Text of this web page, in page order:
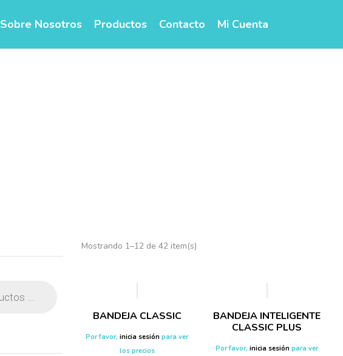
Sobre Nosotros Productos Contacto Mi Cuenta
Mostrando 1–12 de 42 item(s)
BANDEJA CLASSIC
Por favor,inicia sesión para ver
los precios
BANDEJA INTELIGENTE
CLASSIC PLUS
Por favor,inicia sesión para ver